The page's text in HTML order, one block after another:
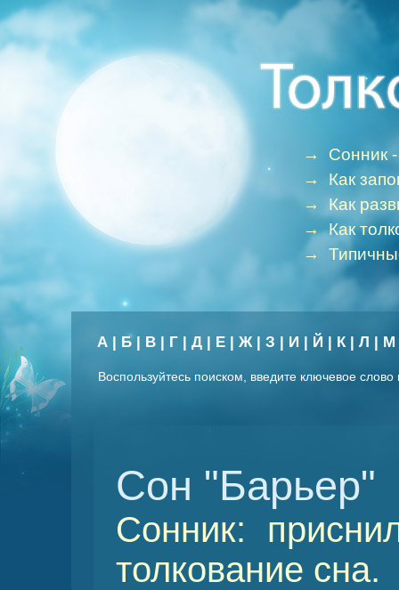
→ Сонник
→ Как
→ Как
→Как
→
А | Б| В | Г | Д | Е | Ж| З | И | Й | К| Л | М
Воспользуйтесь поиском, введите ключевое
Сон "Барьер"
Сонник:
толкование сна.